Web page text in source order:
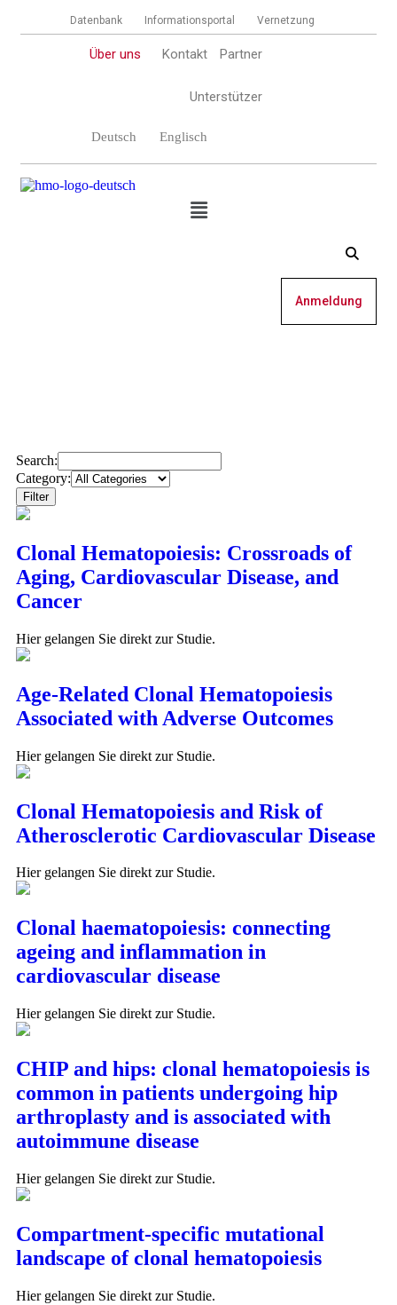
Datenbank Informationsportal Vernetzung
Über uns Kontakt Partner
Unterstützer
Deutsch Englisch
Anmeldung
Search:
Category:
Clonal Hematopoiesis: Crossroads of
Aging, Cardiovascular Disease, and
Cancer
Hier gelangen Sie direkt zur Studie.
Age-Related Clonal Hematopoiesis
Associated with Adverse Outcomes
Hier gelangen Sie direkt zur Studie.
Clonal Hematopoiesis and Risk of
Atherosclerotic Cardiovascular Disease
Hier gelangen Sie direkt zur Studie.
Clonal haematopoiesis: connecting
ageing and inflammation in
cardiovascular disease
Hier gelangen Sie direkt zur Studie.
CHIP and hips: clonal hematopoiesis is
common in patients undergoing hip
arthroplasty and is associated with
autoimmune disease
Hier gelangen Sie direkt zur Studie.
Compartment-specific mutational
landscape of clonal hematopoiesis
Hier gelangen Sie direkt zur Studie.